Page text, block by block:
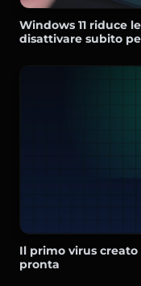
Windows 11 riduce
disattivare subito
Il primo virus
pronta